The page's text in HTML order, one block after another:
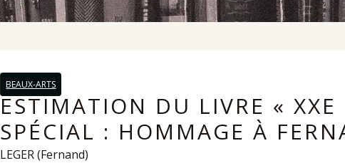
BEAUX-ARTS
ESTIMATION DU LIVRE «
SPÉCIAL : HOMMAGE À
LEGER (Fernand)